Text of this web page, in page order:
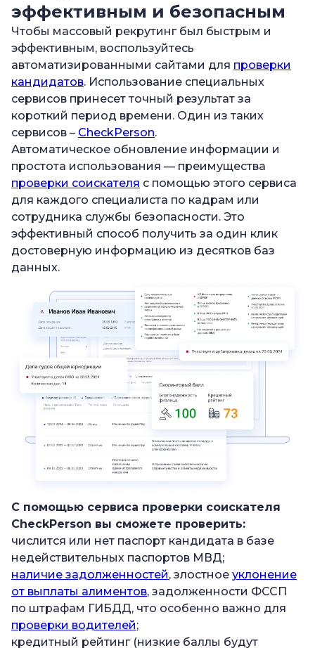
эффективным и безопасным
Чтобы массовый рекрутинг был быстрым и
эффективным, воспользуйтесь
автоматизированными сайтами для проверки
кандидатов. Использование специальных
сервисов принесет точный результат за
короткий период времени. Один из таких
сервисов – CheckPerson.
Автоматическое обновление информации и
простота использования — преимущества
проверки соискателя с помощью этого сервиса
для каждого специалиста по кадрам или
сотрудника службы безопасности. Это
эффективный способ получить за один клик
достоверную информацию из десятков баз
данных.
С помощью сервиса проверки соискателя
CheckPerson вы сможете проверить:
числится или нет паспорт кандидата в базе
недействительных паспортов МВД;
наличие задолженностей, злостное уклонение
от выплаты алиментов, задолженности ФССП
по штрафам ГИБДД, что особенно важно для
проверки водителей;
кредитный рейтинг (низкие баллы будут